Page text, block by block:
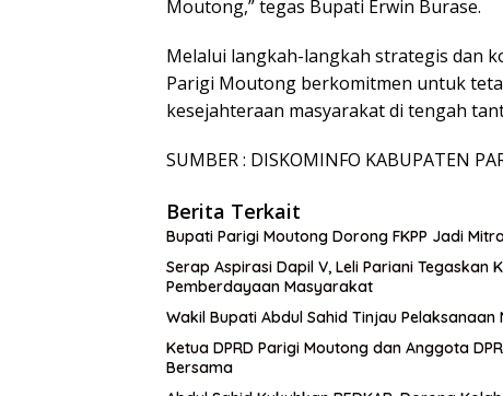
Moutong,” tegas Bupati Erwin Burase.
Melalui langkah-langkah strategis dan
Parigi Moutong berkomitmen untuk
kesejahteraan masyarakat di tengah
SUMBER : DISKOMINFO KABUPATEN
Berita Terkait
Bupati Parigi Moutong Dorong FKPP Jadi
Serap Aspirasi Dapil V, Leli Pariani
Pemberdayaan Masyarakat
Wakil Bupati Abdul Sahid Tinjau
Ketua DPRD Parigi Moutong dan Anggota
Bersama